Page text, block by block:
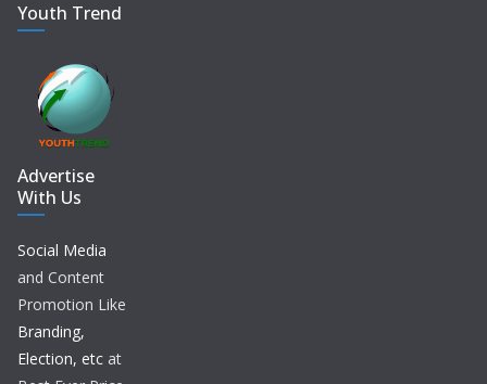
Youth Trend
Advertise
With Us
Social Media
and Content
Promotion Like
Branding,
Election, etc at